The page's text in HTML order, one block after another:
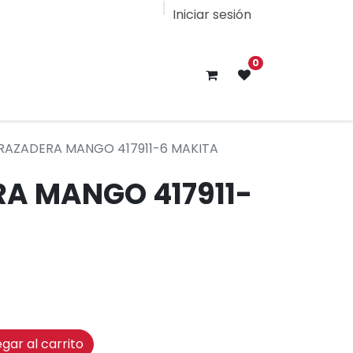
Iniciar sesión
0
MANGO 417911-6 MAKITA
MANGO 417911-
al carrito